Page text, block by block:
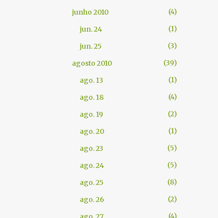
junho 2010
4
jun. 24
1
jun. 25
3
agosto 2010
39
ago. 13
1
ago. 18
4
ago. 19
2
ago. 20
1
ago. 23
5
ago. 24
5
ago. 25
8
ago. 26
2
4